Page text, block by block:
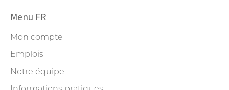
Menu FR
Mon compte
Emplois
Notre équipe